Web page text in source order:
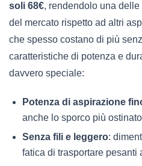
soli 68€, rendendolo una
del mercato rispetto ad altri
che spesso costano di più
caratteristiche di potenza e
davvero speciale:
Potenza di aspirazione
anche lo sporco più
Senza fili e leggero:
fatica di trasportare pesanti